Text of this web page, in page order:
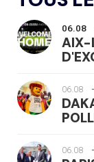
06.08
AIX-
06.08
06.08